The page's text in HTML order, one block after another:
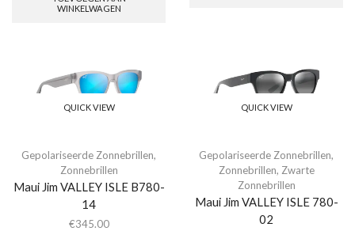
WINKELWAGEN
QUICK VIEW
Gepolariseerde Zonnebrillen,
Zonnebrillen
Maui Jim VALLEY ISLE B780-
14
€345.00
QUICK VIEW
Gepolariseerde Zonnebrillen,
Zonnebrillen, Zwarte
Zonnebrillen
Maui Jim VALLEY ISLE 780-
02